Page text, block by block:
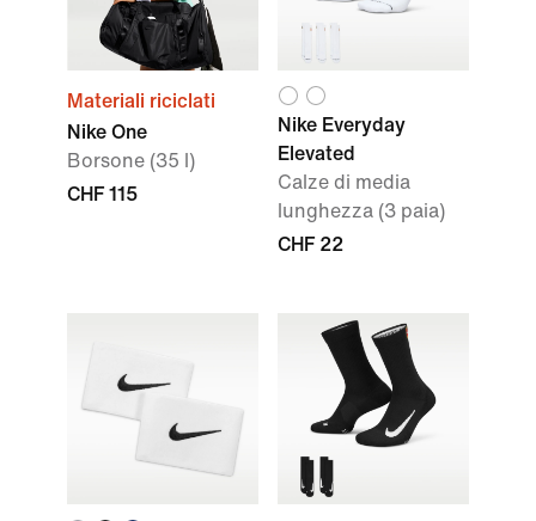
Materiali riciclati
Nike One
Borsone (35 l)
CHF 115
Nike Everyday
Elevated
Calze di media
lunghezza (3 paia)
CHF 22